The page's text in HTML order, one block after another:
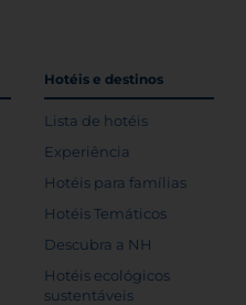
Hotéis e destinos
Lista de hotéis
Experiência
Hotéis para famílias
Hotéis Temáticos
Descubra a NH
Hotéis ecológicos
sustentáveis